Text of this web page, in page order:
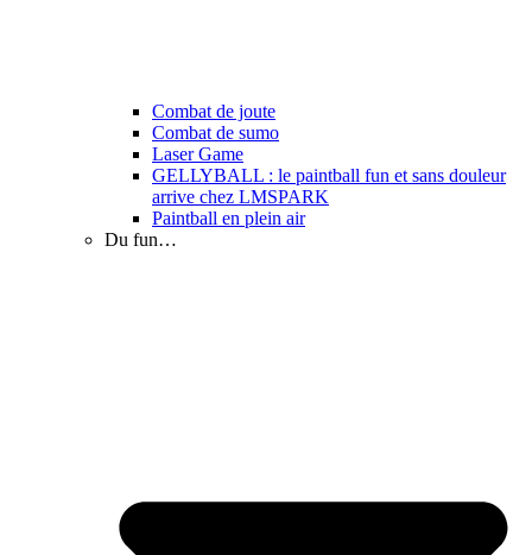
Combat de joute
Combat de sumo
Laser Game
GELLYBALL : le paintball fun et sans douleur
arrive chez LMSPARK
Paintball en plein air
Du fun…